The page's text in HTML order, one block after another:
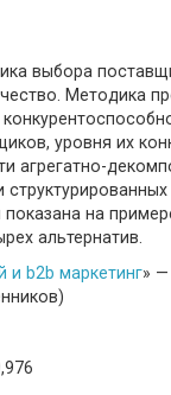
выбора
Методика
уровня их
агрегатно-
на
альтернатив.
b2b маркетинг»